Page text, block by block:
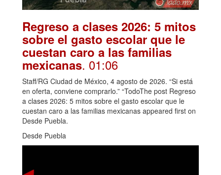
Regreso a clases 2026: 5 mitos
sobre el gasto escolar que le
cuestan caro a las familias
mexicanas. 01:06
Staff/RG Ciudad de México, 4 agosto de 2026. “Si está
en oferta, conviene comprarlo.” “TodoThe post Regreso
a clases 2026: 5 mitos sobre el gasto escolar que le
cuestan caro a las familias mexicanas appeared first on
Desde Puebla.
Desde Puebla